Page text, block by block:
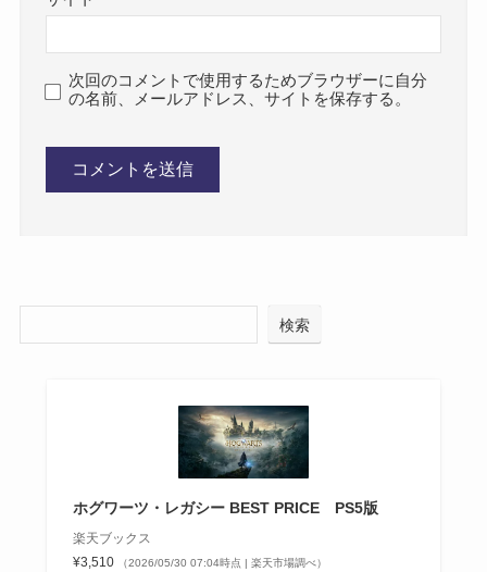
次回のコメントで使用するためブラウザーに自分
の名前、メールアドレス、サイトを保存する。
検索
ホグワーツ・レガシー BEST PRICE PS5版
楽天ブックス
¥3,510
（2026/05/30 07:04時点 | 楽天市場調べ）